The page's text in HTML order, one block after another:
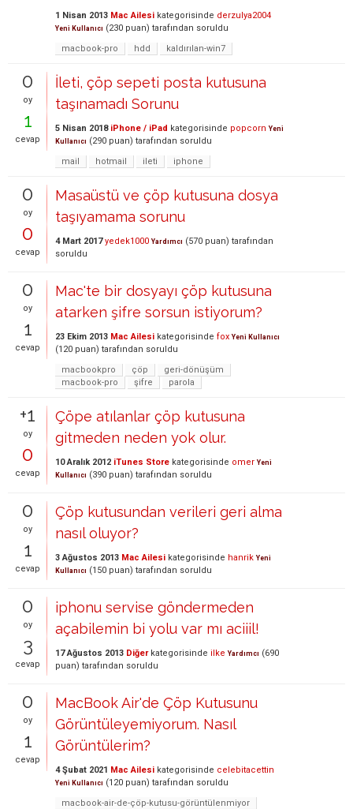
1 Nisan 2013 Mac Ailesi kategorisinde derzulya2004
Yeni Kullanıcı (230 puan) tarafından soruldu
macbook-pro
hdd kaldırılan-win7
0
oy
1
cevap
İleti, çöp sepeti posta kutusuna
taşınamadı Sorunu
5 Nisan 2018 iPhone / iPad kategorisinde popcorn Yeni
Kullanıcı (290 puan) tarafından soruldu
mail
hotmail ileti iphone
0
oy
0
cevap
Masaüstü ve çöp kutusuna dosya
taşıyamama sorunu
4 Mart 2017 yedek1000 Yardımcı (570 puan) tarafından
soruldu
0
oy
1
cevap
Mac'te bir dosyayı çöp kutusuna
atarken şifre sorsun istiyorum?
23 Ekim 2013 Mac Ailesi kategorisinde fox Yeni Kullanıcı
(120 puan) tarafından soruldu
macbookpro
çöp
geri-dönüşüm
macbook-pro
şifre parola
+1
oy
0
cevap
Çöpe atılanlar çöp kutusuna
gitmeden neden yok olur.
10 Aralık 2012 iTunes Store kategorisinde omer Yeni
Kullanıcı (390 puan) tarafından soruldu
0
oy
1
cevap
Çöp kutusundan verileri geri alma
nasıl oluyor?
3 Ağustos 2013 Mac Ailesi kategorisinde hanrik Yeni
Kullanıcı (150 puan) tarafından soruldu
0
oy
3
cevap
iphonu servise göndermeden
açabilemin bi yolu var mı aciiil!
17 Ağustos 2013 Diğerkategorisinde ilke Yardımcı (690
puan) tarafından soruldu
0
oy
1
cevap
MacBook Air'de Çöp Kutusunu
Görüntüleyemiyorum. Nasıl
Görüntülerim?
4 Şubat 2021 Mac Ailesi kategorisinde celebitacettin
Yeni Kullanıcı (120 puan) tarafından soruldu
macbook-air-de-çöp-kutusu-görüntülenmiyor